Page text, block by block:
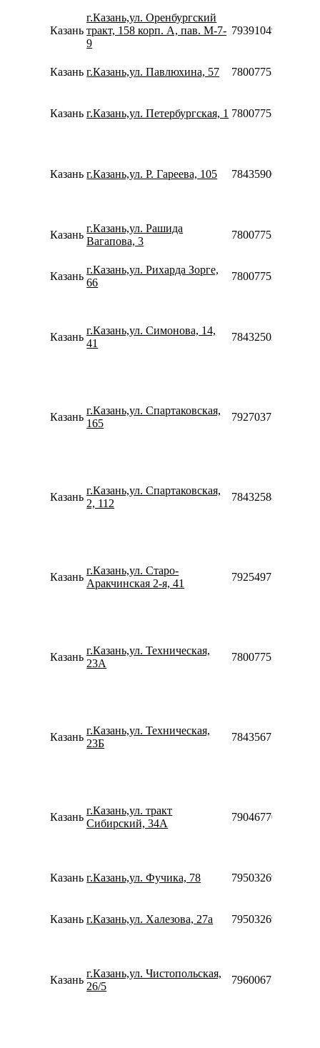
Казань
г.Казань,ул. Оренбургский
тракт, 158 корп. А, пав. М-7-
9
79391049011
Казань г.Казань,ул. Павлюхина, 57 78007753553
Казань г.Казань,ул. Петербургская, 1 78007753553
Казань г.Казань,ул. Р. Гареева, 105 78435900293
Казань
г.Казань,ул. Рашида
Вагапова, 3
78007753553
Казань
г.Казань,ул. Рихарда Зорге,
66
78007753553
Казань
г.Казань,ул. Симонова, 14,
41
78432502242
Казань
г.Казань,ул. Спартаковская,
165
79270377155
Казань
г.Казань,ул. Спартаковская,
2, 112
78432588199
Казань
г.Казань,ул. Старо-
Аракчинская 2-я, 41
79254971097
Казань
г.Казань,ул. Техническая,
23А
78007753553
Казань
г.Казань,ул. Техническая,
23Б
Казань
г.Казань,ул. тракт
Сибирский, 34А
79046770705
Казань г.Казань,ул. Фучика, 78 79503269970
Казань г.Казань,ул. Халезова, 27а 79503269970
Казань
г.Казань,ул. Чистопольская,
26/5
79600671300